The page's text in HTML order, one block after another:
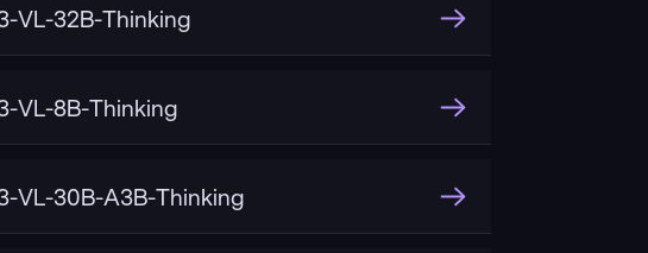
VL-32B-Thinking
VL-8B-Thinking
VL-30B-A3B-Thinking